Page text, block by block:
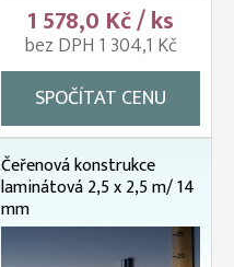
1 578,0 Kč / ks
bez DPH 1 304,1 Kč
SPOČÍTAT CENU
Čeřenová konstrukce
laminátová 2,5 x 2,5 m/ 14
mm